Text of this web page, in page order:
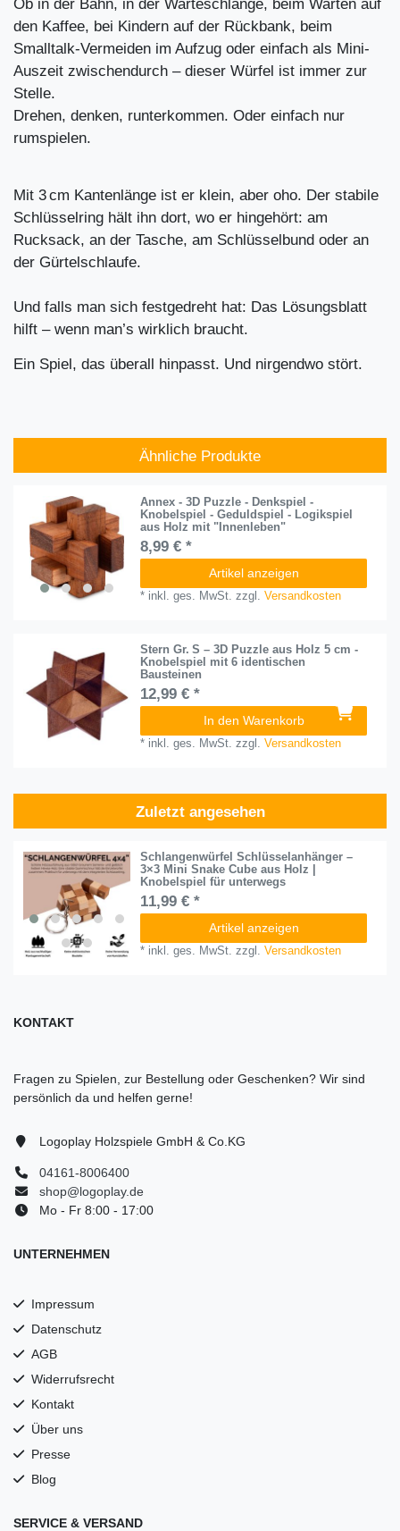
Ob in der Bahn, in der Warteschlange, beim Warten auf
den Kaffee, bei Kindern auf der Rückbank, beim
Smalltalk-Vermeiden im Aufzug oder einfach als Mini-
Auszeit zwischendurch – dieser Würfel ist immer zur
Stelle.
Drehen, denken, runterkommen. Oder einfach nur
rumspielen.
Mit 3 cm Kantenlänge ist er klein, aber oho. Der stabile
Schlüsselring hält ihn dort, wo er hingehört: am
Rucksack, an der Tasche, am Schlüsselbund oder an
der Gürtelschlaufe.
Und falls man sich festgedreht hat: Das Lösungsblatt
hilft – wenn man’s wirklich braucht.
Ein Spiel, das überall hinpasst. Und nirgendwo stört.
Ähnliche Produkte
Annex - 3D Puzzle - Denkspiel -
Knobelspiel - Geduldspiel - Logikspiel
aus Holz mit "Innenleben"
8,99 € *
Artikel anzeigen
* inkl. ges. MwSt. zzgl.Versandkosten
Stern Gr. S – 3D Puzzle aus Holz 5 cm -
Knobelspiel mit 6 identischen
Bausteinen
12,99 € *
In den Warenkorb
* inkl. ges. MwSt. zzgl.Versandkosten
Zuletzt angesehen
Schlangenwürfel Schlüsselanhänger –
3×3 Mini Snake Cube aus Holz |
Knobelspiel für unterwegs
11,99 € *
Artikel anzeigen
* inkl. ges. MwSt. zzgl.Versandkosten
KONTAKT
Fragen zu Spielen, zur Bestellung oder Geschenken? Wir sind
persönlich da und helfen gerne!
Logoplay Holzspiele GmbH & Co.KG
04161-8006400
shop@logoplay.de
Mo - Fr 8:00 - 17:00
UNTERNEHMEN
Impressum
Datenschutz
AGB
Widerrufsrecht
Kontakt
Über uns
Presse
Blog
SERVICE & VERSAND